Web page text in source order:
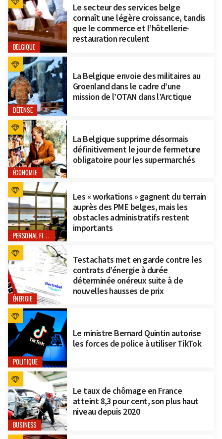
BELGIQUE
Le secteur des services belge
connaît une légère croissance, tandis
que le commerce et l’hôtellerie-
restauration reculent
DÉFENSE
La Belgique envoie des militaires au
Groenland dans le cadre d’une
mission de l’OTAN dans l’Arctique
ÉCONOMIE
La Belgique supprime désormais
définitivement le jour de fermeture
obligatoire pour les supermarchés
PERSONAL FINANCE
Les « workations » gagnent du terrain
auprès des PME belges, mais les
obstacles administratifs restent
importants
ÉNERGIE
Testachats met en garde contre les
contrats d’énergie à durée
déterminée onéreux suite à de
nouvelles hausses de prix
POLITIQUE
Le ministre Bernard Quintin autorise
les forces de police à utiliser TikTok
BUSINESS
Le taux de chômage en France
atteint 8,3 pour cent, son plus haut
niveau depuis 2020